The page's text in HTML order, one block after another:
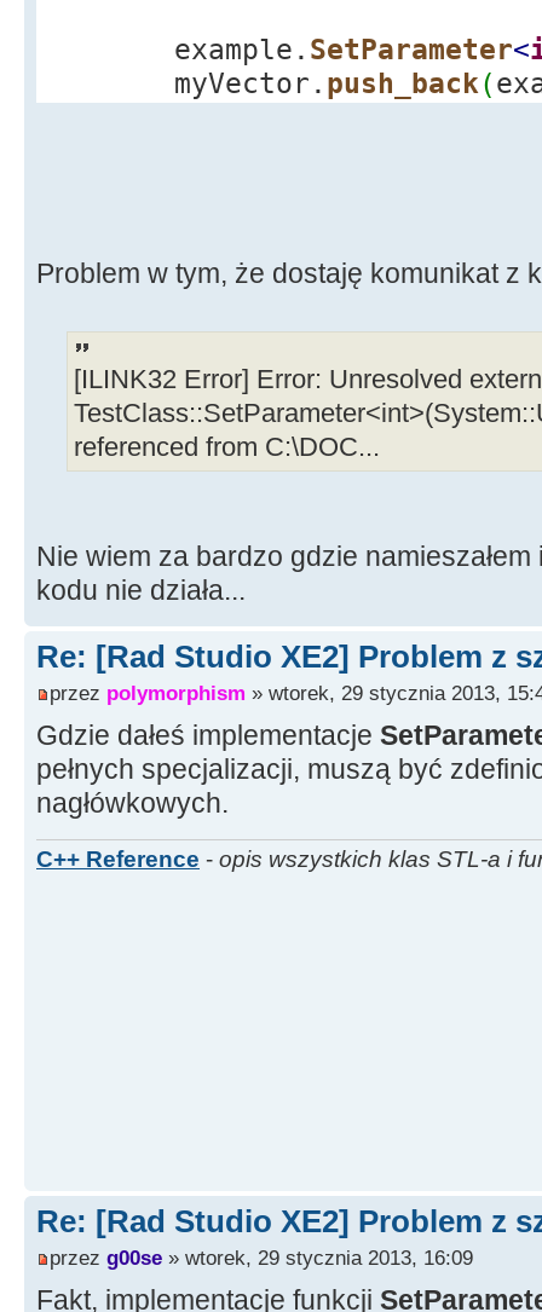
example. SetParameter<
myVector. push_back(
Problem w tym, że dostaję komunikat z
[ILINK32 Error] Error: Unresolved
referenced from C:\DOC...
Nie wiem za bardzo gdzie namieszałem
kodu nie działa...
Re: [Rad Studio XE2] Problem z
przez polymorphism » wtorek, 29 stycznia 2013,
Gdzie dałeś implementacje
pełnych specjalizacji, muszą być
nagłówkowych.
C++ Reference - opis wszystkich klas STL-a i
Re: [Rad Studio XE2] Problem z
przez g00se » wtorek, 29 stycznia 2013, 16:09
Fakt, implementacje funkcji